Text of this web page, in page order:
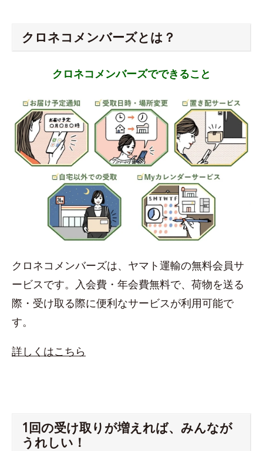
クロネコメンバーズとは？
クロネコメンバーズでできること
クロネコメンバーズは、ヤマト運輸の無料会員サ
ービスです。入会費・年会費無料で、荷物を送る
際・受け取る際に便利なサービスが利用可能で
す。
詳しくはこちら
1回の受け取りが増えれば、みんなが
うれしい！